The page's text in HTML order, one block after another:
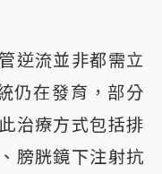
逆流並非都需立
仍在發育，部分
治療方式包括排
膀胱鏡下注射抗